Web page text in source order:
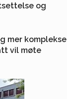
og
mer komplekse
vil møte